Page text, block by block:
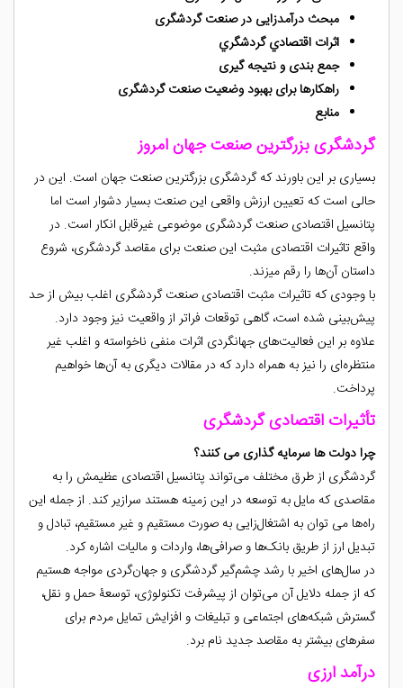
مبحث درآمد­زایی در صنعت گردشگری
اثرات اقتصادي گردشگري
جمع ­بندی و نتیجه­ گیری
راهکار­ها برای بهبود وضعیت صنعت گردشگری
منابع
گردشگری بزرگترین صنعت جهان امروز
بسیاری بر این باورند که گردشگری بزرگترین صنعت جهان است. این در
حالی است که تعیین ارزش واقعی این صنعت بسیار دشوار است اما
پتانسیل اقتصادی صنعت گردشگری موضوعی غیرقابل انکار است. در
واقع تاثیرات اقتصادی مثبت این صنعت برای مقاصد گردشگری، شروع
داستان آن‌ها را رقم می‍‌‌زند.
با وجودی که تاثیرات مثبت اقتصادی صنعت گردشگری اغلب بیش از حد
پیش‌بینی شده است، گاهی توقعات فراتر از واقعیت نیز وجود دارد.
علاوه بر این فعالیت‌های جهانگردی اثرات منفی ناخواسته‌ و اغلب غیر
منتظره‌ای را نیز به همراه دارد که در مقالات دیگری به آن‌ها خواهیم
پرداخت.
تأثیرات اقتصادی گردشگری
چرا دولت ها سرمایه گذاری می کنند؟
گردشگری از طرق مختلف می‌تواند پتانسیل اقتصادی عظیمش را به
مقاصدی که مایل به توسعه در این زمینه هستند سرازیر کند. از جمله این
راه‌ها می ‌توان به اشتغال‌زایی به صورت مستقیم و غیر مستقیم، تبادل و
تبدیل ارز از طریق بانک‌ها و صرافی‌ها، واردات و مالیات اشاره کرد.
در سال‌های اخیر با رشد چشم‌گیر گردشگری و جهان‌گردی مواجه هستیم
که از جمله دلایل آن می‌توان از پیشرفت تکنولوژی، توسعۀ حمل و نقل،
گسترش شبکه‌های اجتماعی و تبلیغات و افزایش تمایل مردم برای
سفرهای بیشتر به مقاصد جدید نام برد.
درآمد ارزی